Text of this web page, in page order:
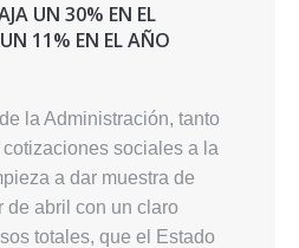
UN 30% EN EL
11% EN EL AÑO
la Administración, tanto
sociales a la
a dar muestra de
de abril con un claro
totales, que el Estado